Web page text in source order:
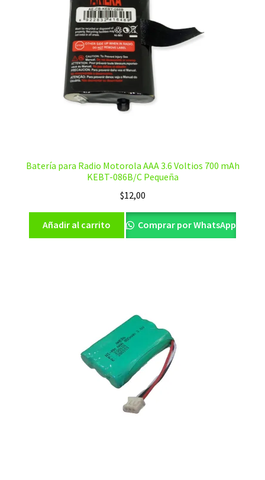
Batería para Radio Motorola AAA 3.6 Voltios 700 mAh
KEBT-086B/C Pequeña
$12,00
Añadir al carrito Comprar por WhatsApp